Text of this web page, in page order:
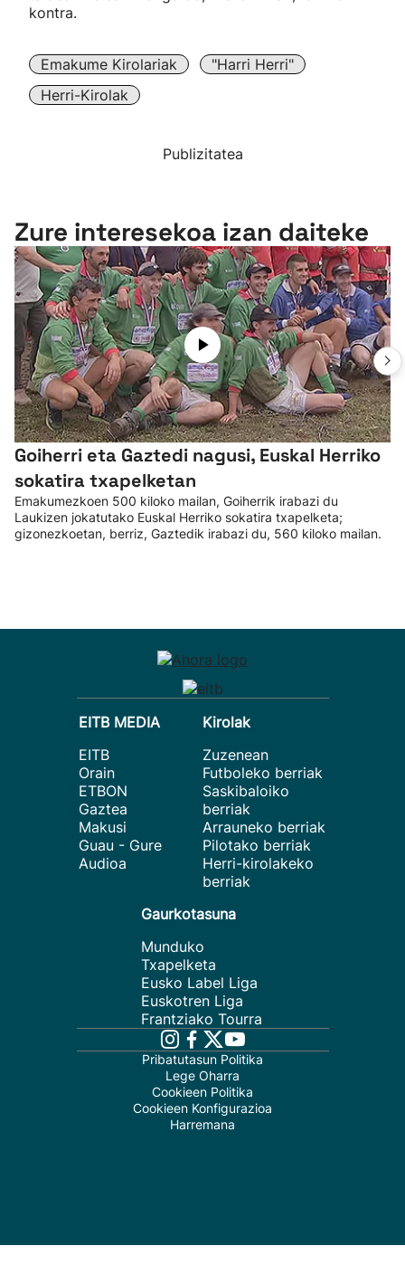
kontra.
Emakume Kirolariak
"Harri Herri"
Herri-Kirolak
Publizitatea
Zure interesekoa izan daiteke
Goiherri eta Gaztedi nagusi, Euskal Herriko
sokatira txapelketan
Emakumezkoen 500 kiloko mailan, Goiherrik irabazi du
Laukizen jokatutako Euskal Herriko sokatira txapelketa;
gizonezkoetan, berriz, Gaztedik irabazi du, 560 kiloko mailan.
EITB MEDIA
EITB
Orain
ETBON
Gaztea
Makusi
Guau - Gure
Audioa
Kirolak
Zuzenean
Futboleko berriak
Saskibaloiko
berriak
Arrauneko berriak
Pilotako berriak
Herri-kirolakeko
berriak
Gaurkotasuna
Munduko
Txapelketa
Eusko Label Liga
Euskotren Liga
Frantziako Tourra
Pribatutasun Politika
Lege Oharra
Cookieen Politika
Cookieen Konfigurazioa
Harremana